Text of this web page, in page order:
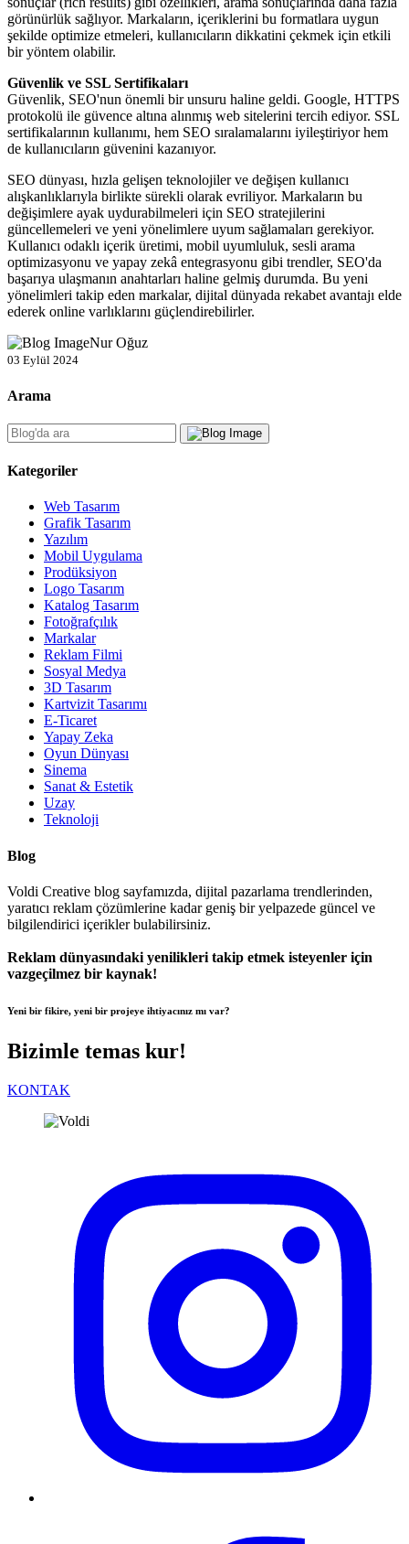
görünürlük sağlıyor. Markaların, içeriklerini bu formatlara uygun
şekilde optimize etmeleri, kullanıcıların dikkatini çekmek için etkili
bir yöntem olabilir.
Güvenlik ve SSL Sertifikaları
Güvenlik, SEO'nun önemli bir unsuru haline geldi. Google, HTTPS
protokolü ile güvence altına alınmış web sitelerini tercih ediyor. SSL
sertifikalarının kullanımı, hem SEO sıralamalarını iyileştiriyor hem
de kullanıcıların güvenini kazanıyor.
SEO dünyası, hızla gelişen teknolojiler ve değişen kullanıcı
alışkanlıklarıyla birlikte sürekli olarak evriliyor. Markaların bu
değişimlere ayak uydurabilmeleri için SEO stratejilerini
güncellemeleri ve yeni yönelimlere uyum sağlamaları gerekiyor.
Kullanıcı odaklı içerik üretimi, mobil uyumluluk, sesli arama
optimizasyonu ve yapay zekâ entegrasyonu gibi trendler, SEO'da
başarıya ulaşmanın anahtarları haline gelmiş durumda. Bu yeni
yönelimleri takip eden markalar, dijital dünyada rekabet avantajı elde
ederek online varlıklarını güçlendirebilirler.
Nur Oğuz
03 Eylül 2024
Arama
Kategoriler
Web Tasarım
Grafik Tasarım
Yazılım
Mobil Uygulama
Prodüksiyon
Logo Tasarım
Katalog Tasarım
Fotoğrafçılık
Markalar
Reklam Filmi
Sosyal Medya
3D Tasarım
Kartvizit Tasarımı
E-Ticaret
Yapay Zeka
Oyun Dünyası
Sinema
Sanat & Estetik
Uzay
Teknoloji
Blog
Voldi Creative blog sayfamızda, dijital pazarlama trendlerinden,
yaratıcı reklam çözümlerine kadar geniş bir yelpazede güncel ve
bilgilendirici içerikler bulabilirsiniz.
Reklam dünyasındaki yenilikleri takip etmek isteyenler için
vazgeçilmez bir kaynak!
Yeni bir fikire, yeni bir projeye ihtiyacınız mı var?
Bizimle temas kur!
KONTAK